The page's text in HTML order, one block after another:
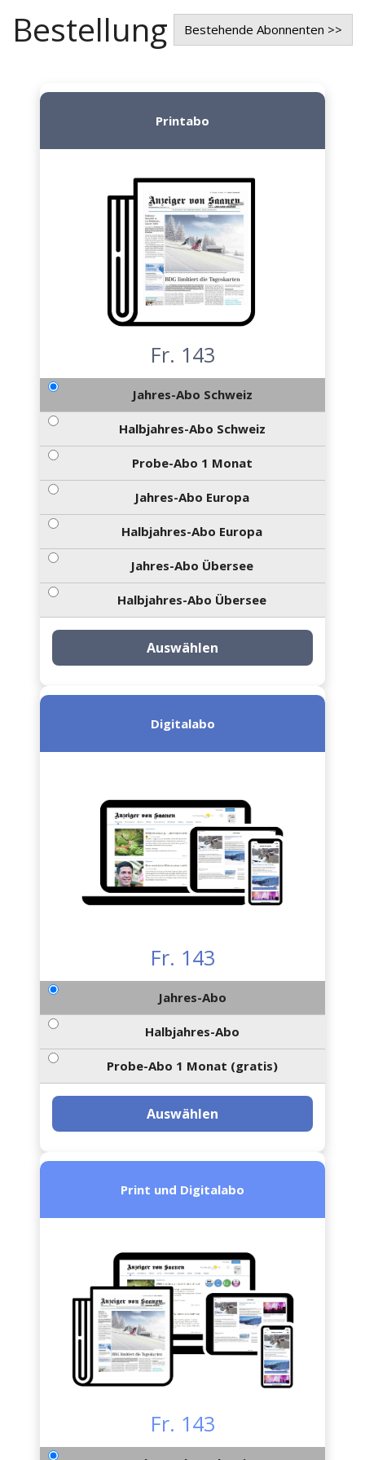
Bestellung Bestehende Abonnenten >>
Printabo
Fr. 143
Jahres-Abo Schweiz
Halbjahres-Abo Schweiz
Probe-Abo 1 Monat
Jahres-Abo Europa
Halbjahres-Abo Europa
Jahres-Abo Übersee
Halbjahres-Abo Übersee
Auswählen
Digitalabo
Fr. 143
Jahres-Abo
Halbjahres-Abo
Probe-Abo 1 Monat (gratis)
Auswählen
Print und Digitalabo
Fr. 143